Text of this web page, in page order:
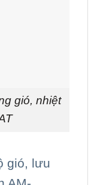
gió, nhiệt
gió, lưu